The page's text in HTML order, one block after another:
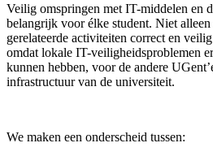
Veilig omspringen met IT-middelen en
belangrijk voor élke student. Niet
gerelateerde activiteiten correct en
omdat lokale IT-veiligheidsproblemen
kunnen hebben, voor de andere
infrastructuur van de universiteit.
We maken een onderscheid tussen: